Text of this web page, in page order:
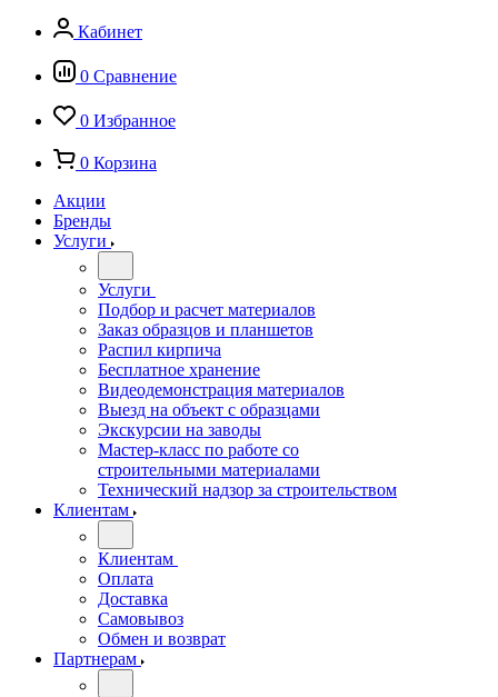
Кабинет
0 Сравнение
0 Избранное
0 Корзина
Акции
Бренды
Услуги
Услуги
Подбор и расчет материалов
Заказ образцов и планшетов
Распил кирпича
Бесплатное хранение
Видеодемонстрация материалов
Выезд на объект с образцами
Экскурсии на заводы
Мастер-класс по работе со
строительными материалами
Технический надзор за строительством
Клиентам
Клиентам
Оплата
Доставка
Самовывоз
Обмен и возврат
Партнерам